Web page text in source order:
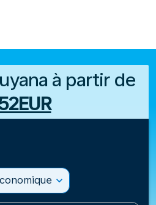
à partir de
expand_more